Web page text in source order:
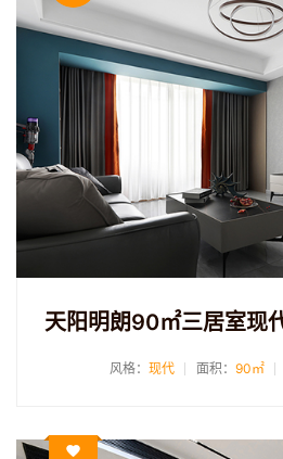
天阳明朗90㎡三居室现
风格： 现代 面积： 90㎡